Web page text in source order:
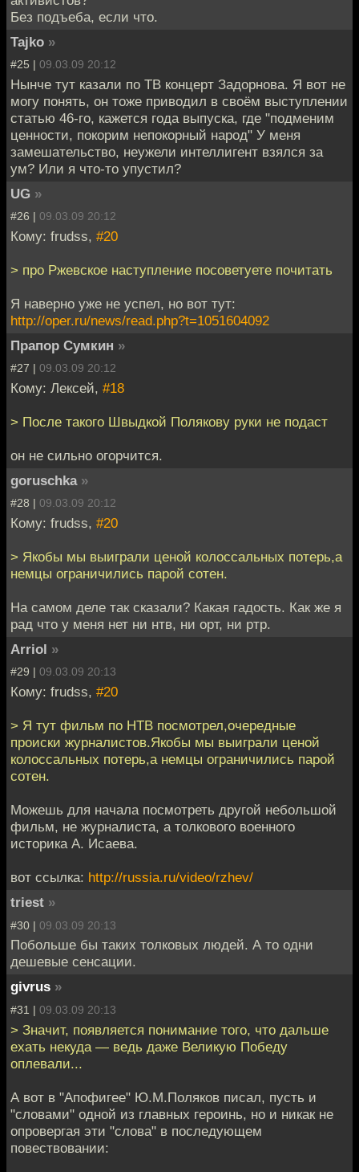
Без подъеба, если что.
Tajko »
#25 | 09.03.09 20:12
Нынче тут казали по ТВ концерт Задорнова. Я вот не
могу понять, он тоже приводил в своём выступлении
статью 46-го, кажется года выпуска, где "подменим
ценности, покорим непокорный народ" У меня
замешательство, неужели интеллигент взялся за
ум? Или я что-то упустил?
UG »
#26 | 09.03.09 20:12
Кому: frudss, #20
> про Ржевское наступление посоветуете почитать
Я наверно уже не успел, но вот тут:
http://oper.ru/news/read.php?t=1051604092
Прапор Сумкин »
#27 | 09.03.09 20:12
Кому: Лексей, #18
> После такого Швыдкой Полякову руки не подаст
он не сильно огорчится.
goruschka »
#28 | 09.03.09 20:12
Кому: frudss, #20
> Якобы мы выиграли ценой колоссальных потерь,а
немцы ограничились парой сотен.
На самом деле так сказали? Какая гадость. Как же я
рад что у меня нет ни нтв, ни орт, ни ртр.
Arriol »
#29 | 09.03.09 20:13
Кому: frudss, #20
> Я тут фильм по НТВ посмотрел,очередные
происки журналистов.Якобы мы выиграли ценой
колоссальных потерь,а немцы ограничились парой
сотен.
Можешь для начала посмотреть другой небольшой
фильм, не журналиста, а толкового военного
историка А. Исаева.
вот ссылка: http://russia.ru/video/rzhev/
triest »
#30 | 09.03.09 20:13
Побольше бы таких толковых людей. А то одни
дешевые сенсации.
givrus »
#31 | 09.03.09 20:13
> Значит, появляется понимание того, что дальше
ехать некуда — ведь даже Великую Победу
оплевали...
А вот в "Апофигее" Ю.М.Поляков писал, пусть и
"словами" одной из главных героинь, но и никак не
опровергая эти "слова" в последующем
повествовании: